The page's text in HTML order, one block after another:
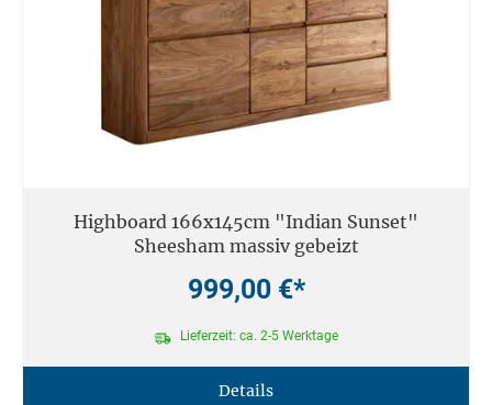
Highboard 166x145cm "Indian Sunset"
Sheesham massiv gebeizt
999,00 €*
Lieferzeit: ca. 2-5 Werktage
Details